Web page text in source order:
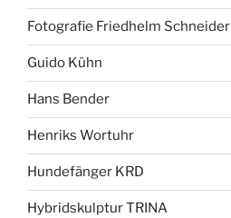
Fotografie Friedhelm Schneider
Guido Kühn
Hans Bender
Henriks Wortuhr
Hundefänger KRD
Hybridskulptur TRINA